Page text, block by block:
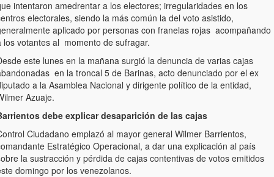
intentaron amedrentar a los electores; irregularidades en los
electorales, siendo la más común la del voto asistido,
aplicado por personas con franelas rojas acompañando
los votantes al momento de sufragar.
este lunes en la mañana surgió la denuncia de varias cajas
en la troncal 5 de Barinas, acto denunciado por el ex
a la Asamblea Nacional y dirigente político de la entidad,
Azuaje.
debe explicar desaparición de las cajas
Ciudadano emplazó al mayor general Wilmer Barrientos,
Estratégico Operacional, a dar una explicación al país
la sustracción y pérdida de cajas contentivas de votos emitidos
domingo por los venezolanos.